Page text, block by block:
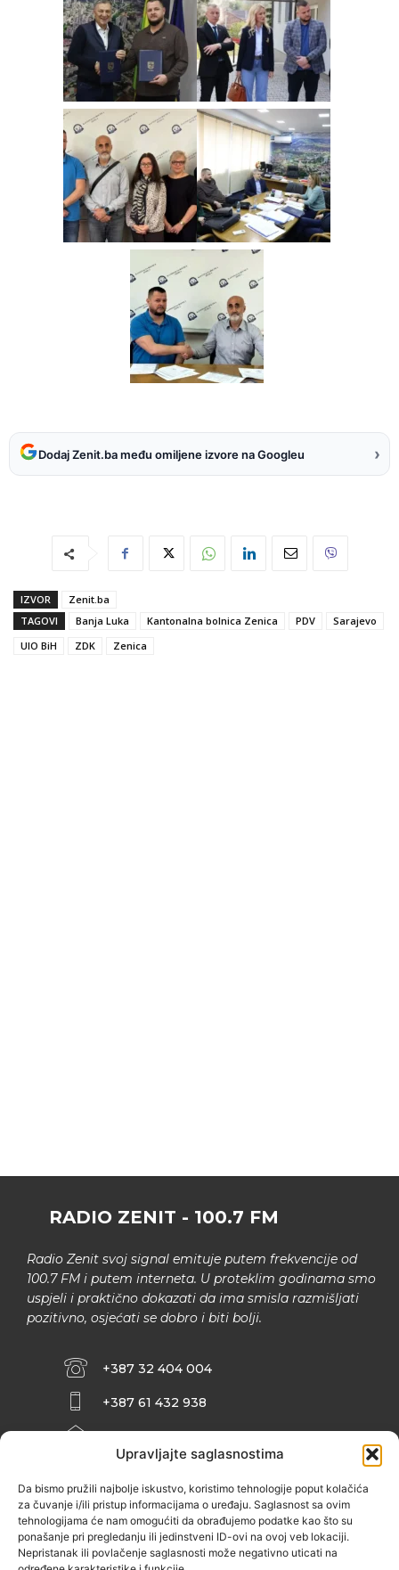
Upravljajte saglasnostima
Da bismo pružili najbolje iskustvo, koristimo tehnologije poput kolačića
za čuvanje i/ili pristup informacijama o uređaju. Saglasnost sa ovim
tehnologijama će nam omogućiti da obrađujemo podatke kao što su
ponašanje pri pregledanju ili jedinstveni ID-ovi na ovoj veb lokaciji.
Nepristanak ili povlačenje saglasnosti može negativno uticati na
Dodaj Zenit.ba među omiljene izvore na Googleu ›
IZVOR
Zenit.ba
TAGOVI
Banja Luka Kantonalna bolnica Zenica PDV
Sarajevo
UIO BiH
ZDK Zenica
RADIO ZENIT - 100.7 FM
Radio Zenit svoj signal emituje putem frekvencije od
100.7 FM i putem interneta. U proteklim godinama smo
uspjeli i praktično dokazati da ima smisla razmišljati
pozitivno, osjećati se dobro i biti bolji.
+387 32 404 004
+387 61 432 938
INFO@ZENIT.BA
ZENIČANKA, 3. SPRAT), 72000 ZENICA